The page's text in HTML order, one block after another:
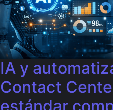
IA y
Contact